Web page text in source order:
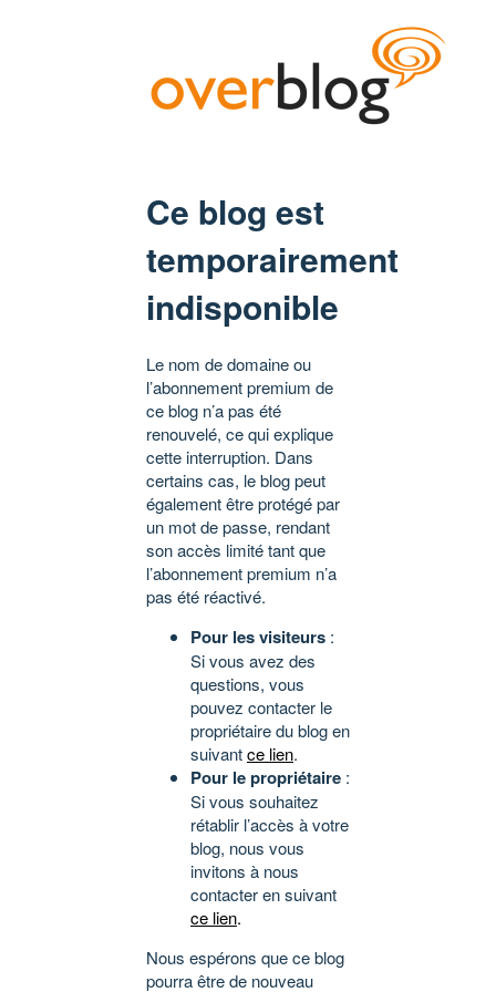
Ce blog est
temporairement
indisponible
Le nom de domaine ou
l’abonnement premium de
ce blog n’a pas été
renouvelé, ce qui explique
cette interruption. Dans
certains cas, le blog peut
également être protégé par
un mot de passe, rendant
son accès limité tant que
l’abonnement premium n’a
pas été réactivé.
Pour les visiteurs :
Si vous avez des
questions, vous
pouvez contacter le
propriétaire du blog en
suivantce lien.
Pour le propriétaire :
Si vous souhaitez
rétablir l’accès à votre
blog, nous vous
invitons à nous
contacter en suivant
ce lien.
Nous espérons que ce blog
pourra être de nouveau